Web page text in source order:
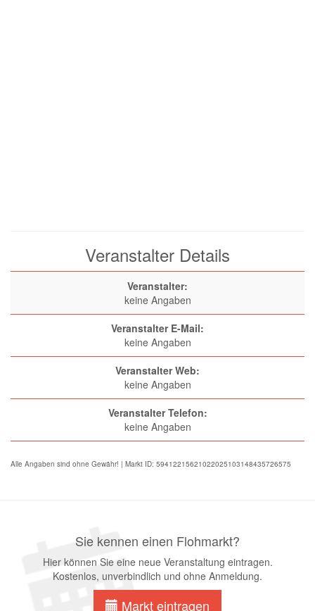
Veranstalter Details
Veranstalter:
keine Angaben
Veranstalter E-Mail:
keine Angaben
Veranstalter Web:
keine Angaben
Veranstalter Telefon:
keine Angaben
Alle Angaben sind ohne Gewähr! | Markt ID: 59412215621022025103148435726575
Sie kennen einen Flohmarkt?
Hier können Sie eine neue Veranstaltung eintragen.
Kostenlos, unverbindlich und ohne Anmeldung.
Markt eintragen